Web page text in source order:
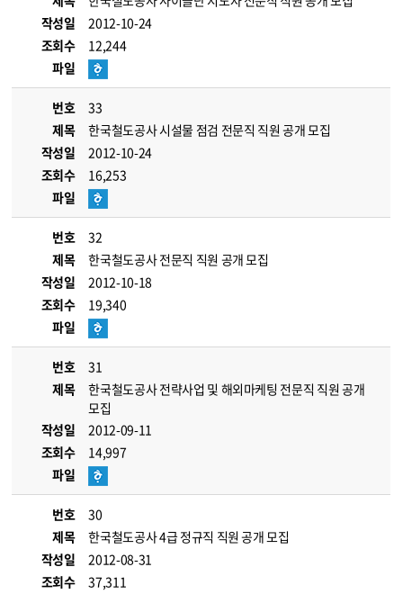
작성일
2012-10-24
조회수
12,244
파일
번호
33
제목
한국철도공사 시설물 점검 전문직 직원 공개 모집
작성일
2012-10-24
조회수
16,253
파일
번호
32
제목
한국철도공사 전문직 직원 공개 모집
작성일
2012-10-18
조회수
19,340
파일
번호
31
제목
한국철도공사 전략사업 및 해외마케팅 전문직 직원 공개
모집
작성일
2012-09-11
조회수
14,997
파일
번호
30
제목
한국철도공사 4급 정규직 직원 공개 모집
작성일
2012-08-31
조회수
37,311